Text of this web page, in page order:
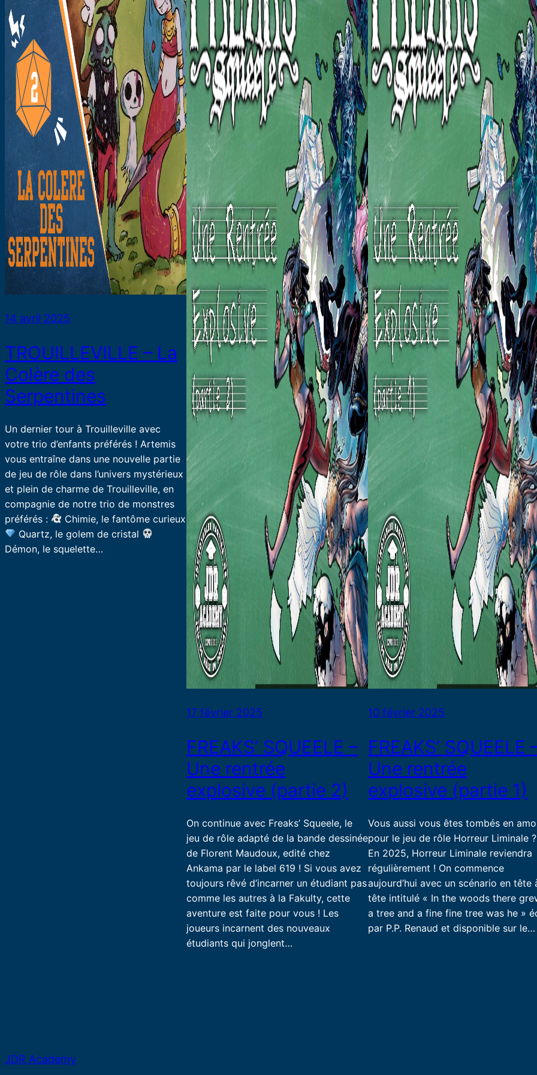
14 avril 2025
TROUILLEVILLE – La
Colère des
Serpentines
Un dernier tour à Trouilleville avec
votre trio d’enfants préférés ! Artemis
vous entraîne dans une nouvelle partie
de jeu de rôle dans l’univers mystérieux
et plein de charme de Trouilleville, en
compagnie de notre trio de monstres
préférés :
Chimie, le fantôme curieux
Quartz, le golem de cristal
Démon, le squelette…
17 février 2025
FREAKS’ SQUEELE –
Une rentrée
explosive (partie 2)
On continue avec Freaks’ Squeele, le
jeu de rôle adapté de la bande dessinée
de Florent Maudoux, edité chez
Ankama par le label 619 ! Si vous avez
toujours rêvé d’incarner un étudiant pas
comme les autres à la Fakulty, cette
aventure est faite pour vous ! Les
joueurs incarnent des nouveaux
étudiants qui jonglent…
10 février 2025
FREAKS’ SQUEELE
Une rentrée
explosive (partie 1)
Vous aussi vous êtes tombés en
pour le jeu de rôle Horreur Liminale ?
En 2025, Horreur Liminale reviendra
régulièrement ! On commence
aujourd’hui avec un scénario en tête
tête intitulé « In the woods there
a tree and a fine fine tree was he »
par P.P. Renaud et disponible sur le…
JDR Academy